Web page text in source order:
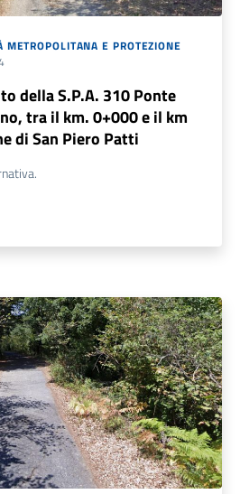
E PROTEZIONE
della S.P.A. 310 Ponte
tra il km. 0+000 e il km
di San Piero Patti